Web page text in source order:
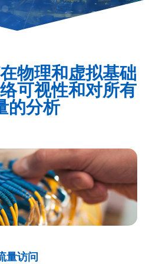
物理和虚拟基础
可视性和对所有
的分析
量访问